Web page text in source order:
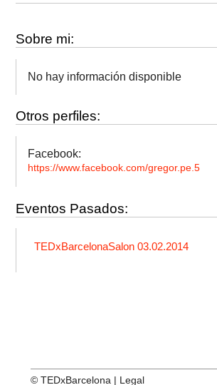
Sobre mi:
No hay información disponible
Otros perfiles:
Facebook:
https://www.facebook.com/gregor.pe.5
Eventos Pasados:
TEDxBarcelonaSalon 03.02.2014
© TEDxBarcelona | Legal